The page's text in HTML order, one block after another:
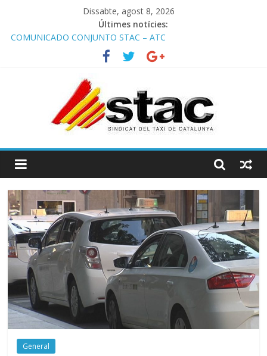
Dissabte, agost 8, 2026
Últimes notícies:
COMUNICADO CONJUNTO STAC – ATC
Comunicado STAC/ ATC de la reunión con los Mossos d
‘Esquadra del aeropuerto de Barcelona.
Programa de Radio TAXI LIBRE 29.07.2026 en COOLTURA FM.
STAC/ATC SOLICITAN TAULA TÈCNICA PARA MEJORAR LA
OPERATIVA DE ENTRADA EN EL PUERTO DE BARCELONA.
Programa de Radio TAXI LIBRE 22.07.2026 en COOLTURA FM.
General